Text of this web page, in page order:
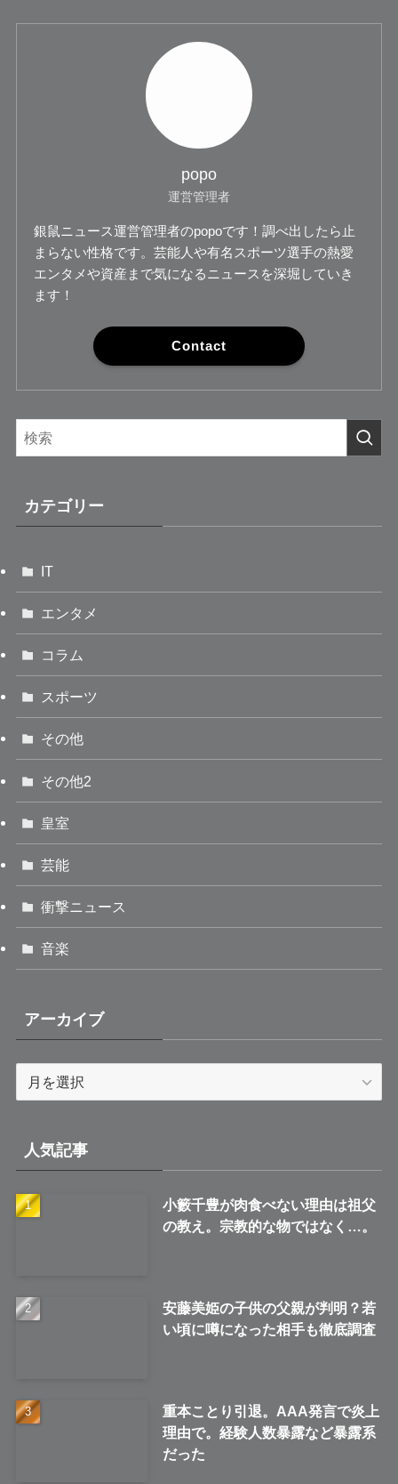
popo
運営管理者
銀鼠ニュース運営管理者のpopoです！調べ出したら止
まらない性格です。芸能人や有名スポーツ選手の熱愛
エンタメや資産まで気になるニュースを深堀していき
ます！
Contact
カテゴリー
IT
エンタメ
コラム
スポーツ
その他
その他2
皇室
芸能
衝撃ニュース
音楽
アーカイブ
ブ
人気記事
小籔千豊が肉食べない理由は祖父
の教え。宗教的な物ではなく…。
安藤美姫の子供の父親が判明？若
い頃に噂になった相手も徹底調査
重本ことり引退。AAA発言で炎上
理由で。経験人数暴露など暴露系
だった